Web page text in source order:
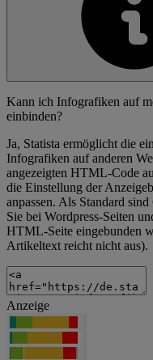
Kann ich Infografiken auf
einbinden?
Ja, Statista ermöglicht die
Infografiken auf anderen
angezeigten HTML-Code
die Einstellung der
anpassen. Als Standard
Sie bei Wordpress-Seiten
HTML-Seite eingebunden
Artikeltext reicht nicht aus).
Anzeige